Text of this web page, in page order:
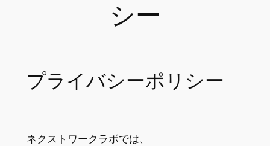
シー
プライバシーポリシー
ネクストワークラボでは、